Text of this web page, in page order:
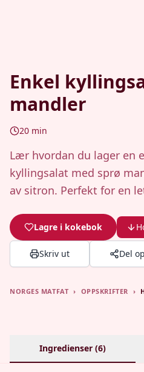
Enkel
mandler
20 min
Lær hvordan du lager en
kyllingsalat med sprø
av sitron. Perfekt for en
Lagre i kokebok
Skriv ut Del
NORGES MATFAT › OPPSKRIFTER ›
Ingredienser (6)